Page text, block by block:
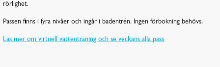
rörlighet.
Passen finns i fyra nivåer och ingår i badentrén. Ingen förbokning behövs.
Läs mer om virtuell vattenträning och se veckans alla pass